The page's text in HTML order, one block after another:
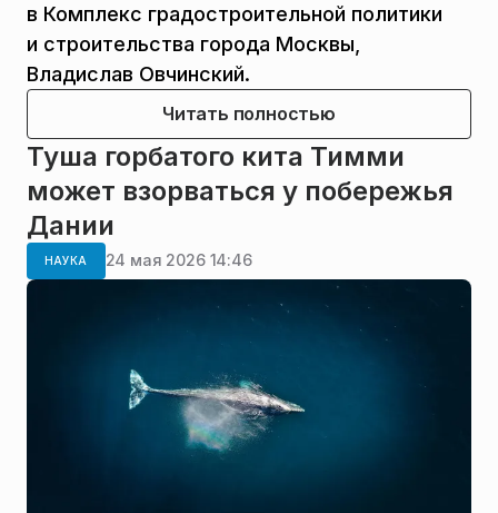
в Комплекс градостроительной политики
и строительства города Москвы,
Владислав Овчинский.
Читать полностью
Туша горбатого кита Тимми
может взорваться у побережья
Дании
НАУКА 24 мая 2026 14:46